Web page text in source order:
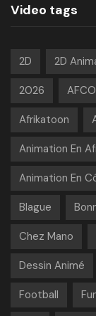
Video tags
2D 2D
2026
Afrikatoon
Animation En
Animation En
Blague
Chez Mano
Dessin Animé
Football